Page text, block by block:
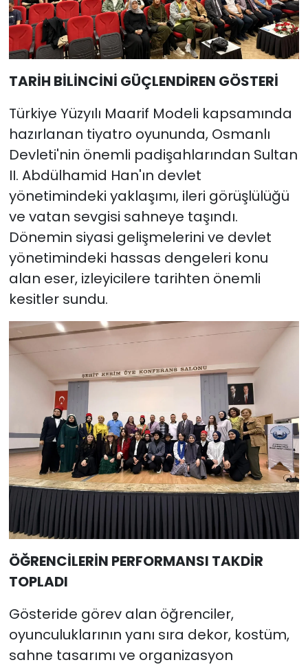
TARİH BİLİNCİNİ GÜÇLENDİREN GÖSTERİ
Türkiye Yüzyılı Maarif Modeli kapsamında
hazırlanan tiyatro oyununda, Osmanlı
Devleti'nin önemli padişahlarından Sultan
II. Abdülhamid Han'ın devlet
yönetimindeki yaklaşımı, ileri görüşlülüğü
ve vatan sevgisi sahneye taşındı.
Dönemin siyasi gelişmelerini ve devlet
yönetimindeki hassas dengeleri konu
alan eser, izleyicilere tarihten önemli
kesitler sundu.
ÖĞRENCİLERİN PERFORMANSI TAKDİR
TOPLADI
Gösteride görev alan öğrenciler,
oyunculuklarının yanı sıra dekor, kostüm,
sahne tasarımı ve organizasyon